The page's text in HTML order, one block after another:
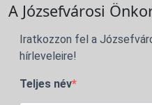
A Józsefvárosi
Iratkozzon fel a
hírleveleire!
Teljes név